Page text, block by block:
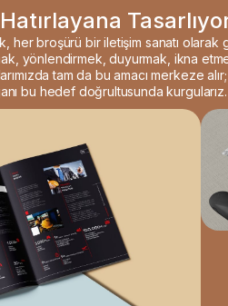
her broşürü bir iletişim sanatı
yönlendirmek, duyurmak, ikna
tam da bu amacı merkeze
bu hedef doğrultusunda kurgularız.